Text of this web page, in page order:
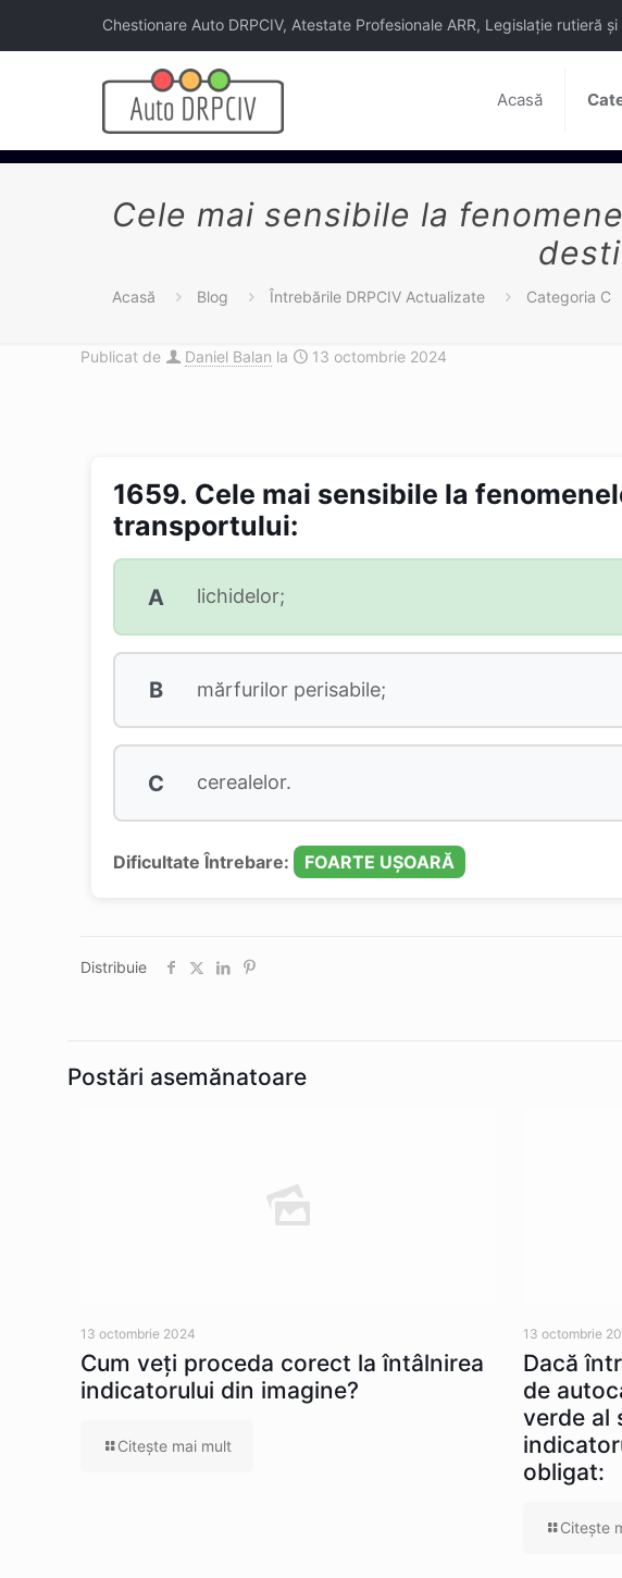
Chestionare Auto DRPCIV, Atestate Profesionale ARR, Legislație rutieră
Acasă
Cele mai sensibile la
Acasă Blog Întrebările DRPCIV Actualizate Categoria C
Publicat de Daniel Balan la 13 octombrie 2024
1659. Cele mai sensibile la
transportului:
A lichidelor;
B mărfurilor perisabile;
C cerealelor.
Dificultate Întrebare: FOARTE UȘOARĂ
Distribuie
Postări asemănatoare
13 octombrie 2024
Cum veţi proceda corect la întâlnirea
indicatorului din imagine?
Citeşte mai mult
13 octombrie
Dacă
de
verde al
obligat:
Citeşte